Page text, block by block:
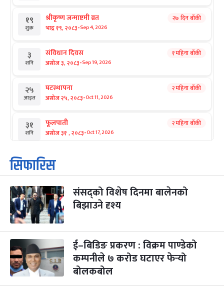
१९
शुक्र
श्रीकृष्ण जन्माष्टमी व्रत
भाद्र १९, २०८३-Sep 4, 2026
२७ दिन बाँकी
३
शनि
संविधान दिवस
असोज ३, २०८३-Sep 19, 2026
१ महिना बाँकी
२५
आइत
घटस्थापना
असोज २५, २०८३-Oct 11, 2026
२ महिना बाँकी
३१
शनि
फूलपाती
असोज ३१ , २०८३-Oct 17, 2026
२ महिना बाँकी
१
आइत
कार्तिक सङ्क्रान्ति
कार्तिक १, २०८३
३
मंगल
महानवमी
कार्तिक ३, २०८३-Oct 20, 2026
२ महिना बाँकी
४
बुध कार्तिक ४, २०८३ -Oct 21, 2026
५
बिहि
पापा‌ङ्कुशा एकादशी व्रत
कार्तिक ५, २०८३-Oct 22, 2026
२ महिना बाँकी
सिफारिस
संसद्को विशेष दिनमा बालेनको
बिझाउने दृश्य
ई–बिडिङ प्रकरण : विक्रम पाण्डेको
कम्पनीले ७ करोड घटाएर फेर्‍यो
बोलकबोल